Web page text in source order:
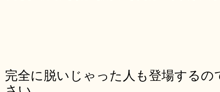
完全に脱いじゃった人も登場するの